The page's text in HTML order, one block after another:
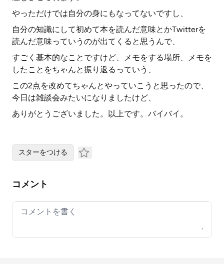
やっただけでは自分の身にもなってないですし、
自分の知識にして初めて本を読んだ意味とかTwitterを
読んだ意味っていうのが出てくると思うんで、
すごく基本的なことですけど、メモをする場所、メモを
したことをちゃんと振り返るっていう、
この2点を改めてちゃんとやっていこうと思ったので、
今日は雑談会みたいになりましたけど、
ありがとうございました。以上です。バイバイ。
スターをつける
コメント
Your comment